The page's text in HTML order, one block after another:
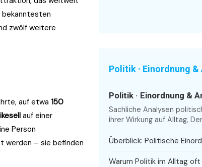
bekanntesten
zwölf weitere
auf etwa 150
auf einer
Person
werden – sie befinden
Politik · Einordnung &
Politik · Einordnung &
Sachliche Analysen
ihrer Wirkung auf Alltag,
Überblick: Politische
Warum Politik im Alltag